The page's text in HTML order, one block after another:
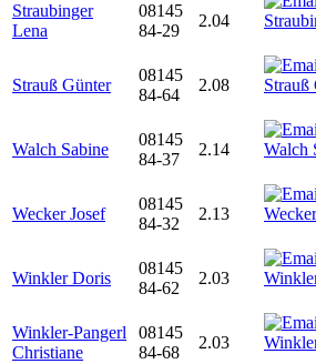
Straubinger
Lena
08145
84-29
2.04
Strauß Günter
08145
84-64
2.08
Walch Sabine
08145
84-37
2.14
Wecker Josef
08145
84-32
2.13
Winkler Doris
08145
84-62
2.03
Winkler-Pangerl
Christiane
08145
84-68
2.03